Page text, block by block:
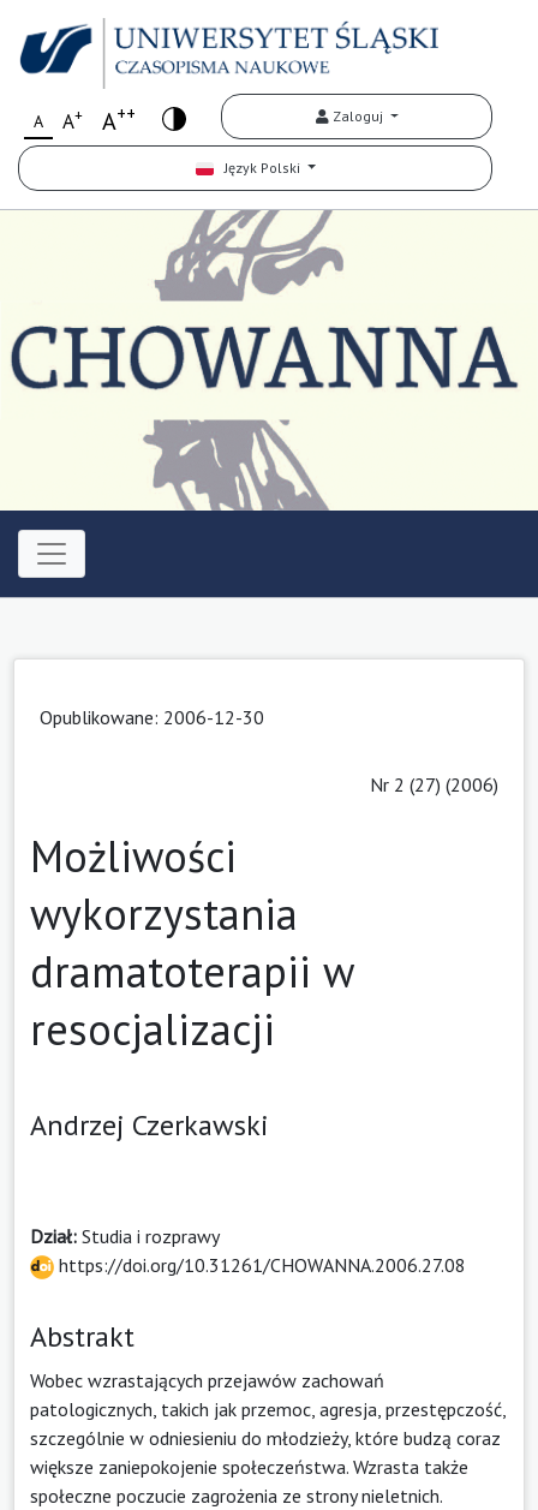
A A+ A++ Zaloguj
Język Polski
Opublikowane: 2006-12-30
Nr 2 (27) (2006)
Możliwości
wykorzystania
dramatoterapii w
resocjalizacji
Andrzej Czerkawski
Dział: Studia i rozprawy
https://doi.org/10.31261/CHOWANNA.2006.27.08
Abstrakt
Wobec wzrastających przejawów zachowań
patologicznych, takich jak przemoc, agresja, przestępczość,
szczególnie w odniesieniu do młodzieży, które budzą coraz
większe zaniepokojenie społeczeństwa. Wzrasta także
społeczne poczucie zagrożenia ze strony nieletnich.